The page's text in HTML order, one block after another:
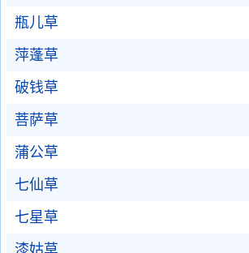
瓶儿草
萍蓬草
破钱草
菩萨草
蒲公草
七仙草
七星草
漆姑草